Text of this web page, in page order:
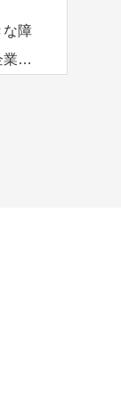
な障
が